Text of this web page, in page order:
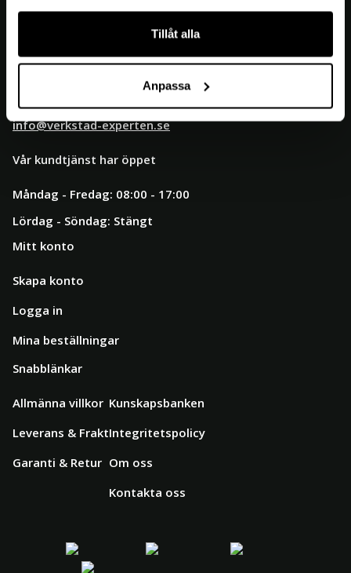
Tillåt alla
Anpassa
MM-AJ Ecommerce Group AB
Org nr: 559297-1278
info@verkstad-experten.se
Vår kundtjänst har öppet
Måndag - Fredag: 08:00 - 17:00
Lördag - Söndag: Stängt
Mitt konto
Skapa konto
Logga in
Mina beställningar
Snabblänkar
Allmänna villkor
Leverans & Frakt
Garanti & Retur
Kunskapsbanken
Integritetspolicy
Om oss
Kontakta oss